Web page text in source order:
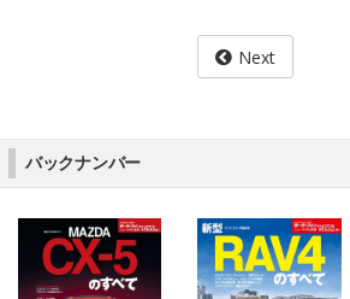
Next
バックナンバー